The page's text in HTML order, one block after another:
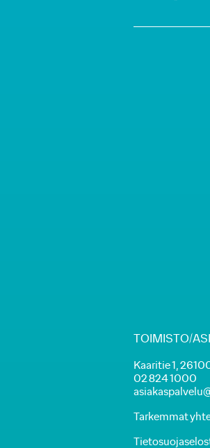
TOIMISTO/
Kaaritie 1,
02 824 1000
Tarkemmat